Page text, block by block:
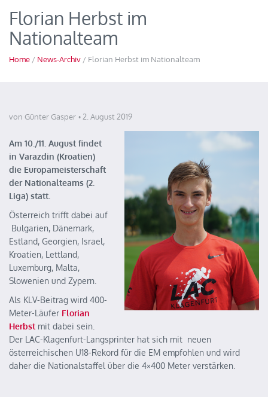
Florian Herbst im
Nationalteam
Home / News-Archiv / Florian Herbst im Nationalteam
von Günter Gasper 2. August 2019
Am 10./11. August findet
in Varazdin (Kroatien)
die Europameisterschaft
der Nationalteams (2.
Liga) statt.
Österreich trifft dabei auf
Bulgarien, Dänemark,
Estland, Georgien, Israel,
Kroatien, Lettland,
Luxemburg, Malta,
Slowenien und Zypern.
Als KLV-Beitrag wird 400-
Meter-Läufer Florian
Herbst mit dabei sein.
Der LAC-Klagenfurt-Langsprinter hat sich mit neuen
österreichischen U18-Rekord für die EM empfohlen und wird
daher die Nationalstaffel über die 4×400 Meter verstärken.